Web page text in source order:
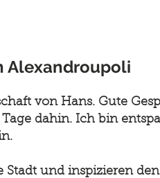
Alexandroupoli
von Hans. Gute
dahin. Ich bin
und inspizieren